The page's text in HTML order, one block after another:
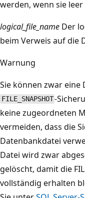
werden, wenn sie leer
logical_file_name Der
beim Verweis auf die
Warnung
Sie können zwar
FILE_SNAPSHOT-
keine zugeordneten
vermeiden, dass die
Datenbankdatei
Datei wird zwar
gelöscht, damit die
vollständig erhalten